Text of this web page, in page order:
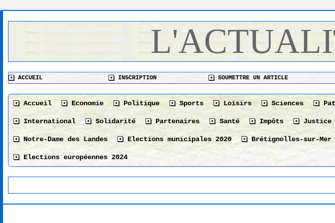
ACCUEIL INSCRIPTION SOUMETTRE UN ARTICLE
Accueil Economie Politique Sports Loisirs Sciences
International Solidarité Partenaires Santé Impôts Justice
Notre-Dame des Landes Elections municipales 2020 Brétignolles-sur-Mer
Elections européennes 2024